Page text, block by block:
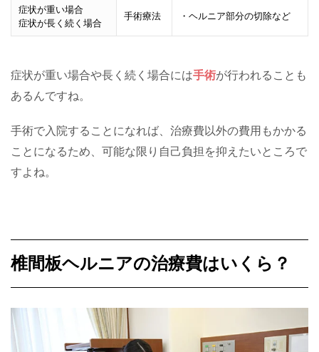
症状が重い場合
症状が長く続く場合
手術療法 ・ヘルニア部分の切除など
症状が重い場合や長く続く場合には手術が行われることも
あるんですね。
手術で入院することになれば、治療費以外の費用もかかる
ことになるため、可能な限り自己負担を抑えたいところで
すよね。
椎間板ヘルニアの治療費はいくら？